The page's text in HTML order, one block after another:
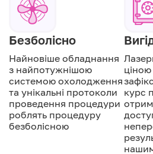
Безболісно
Найновіше обладнання
з найпотужнішою
системою охолодження
та унікальні протоколи
проведення процедури
роблять процедуру
безболісною
курс